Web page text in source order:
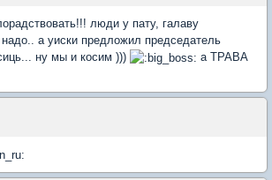
люди у пату, галаву
а уиски предложил председатель
ну мы и косим )))
а ТРАВА